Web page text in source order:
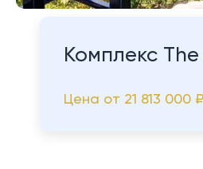
Комплекс
Цена от 21 813 000 ₽